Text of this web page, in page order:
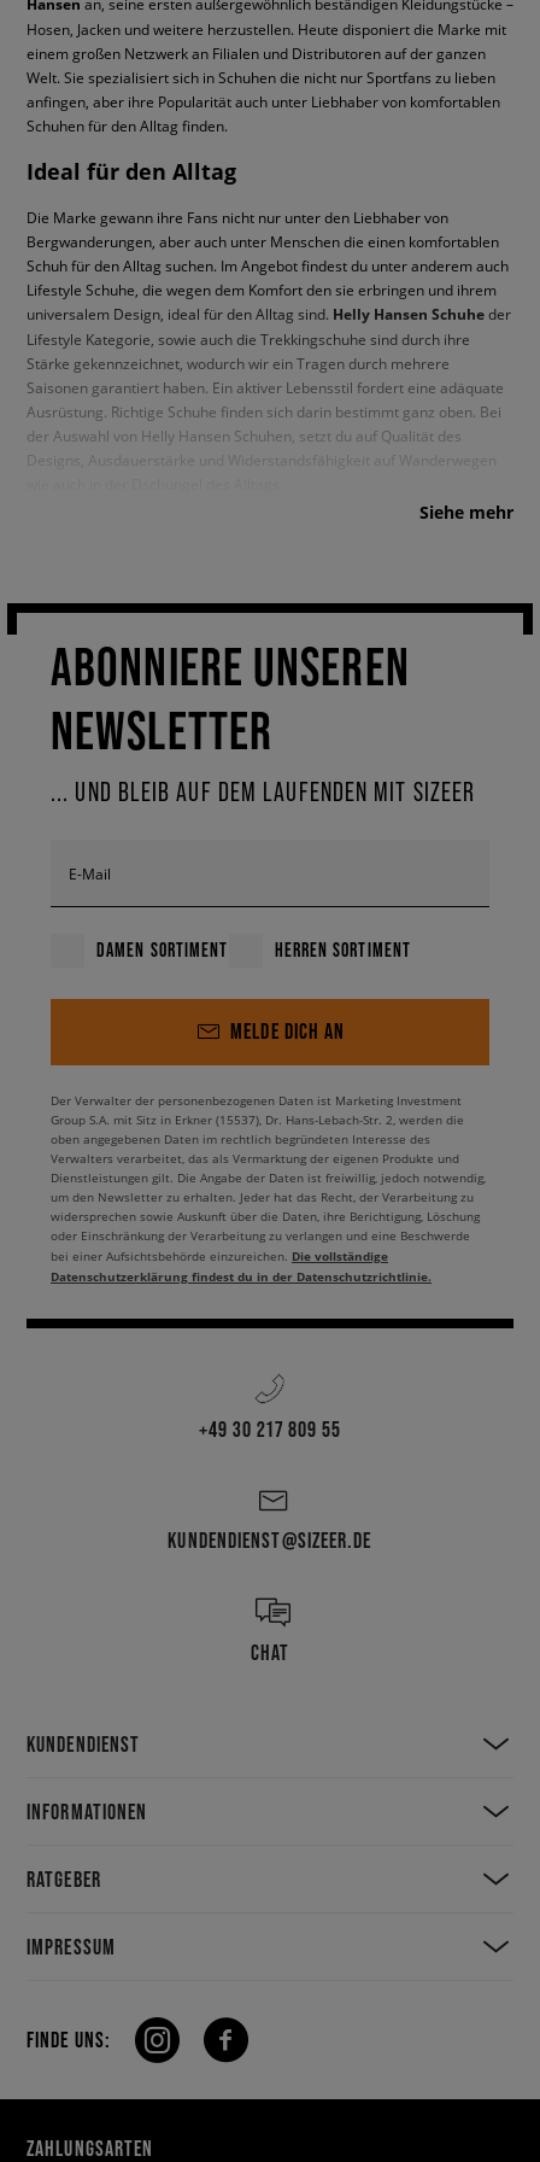
Kleidung für Spezialaufgaben
Helly Hansenist eine weltbekannte Marke, die für die Herstellung
langlebiger und wetterfester Schuhe und Kleidung bekannt ist. Bei Sizeer
findest du warme Daunenjacken in Damen- und Herrengrößen. Modelle,
z. B. Active oder Patrol, bieten Schutz vor Regen und Schnee. Sie sind die
einen Ausflug ins Freie. Du kannst einen klassischen Hoodie oder ein
warmes Fleece darunter tragen. Wähle zwischen dunklen Farben wie
Schwarz, Kastanienbraun oder Grau oder pastellfarbenen Modellen. Du
möchtest das Haus verlassen? Vergesse die Mütze nicht! Das
unverwechselbare Helly-Hansen Logo wertet deine Wintergarderobe
auf. Wirst du dich für eine klassische Mütze oder eine Mütze mit
Bommel entscheiden?
Hosen, Jacken und weitere herzustellen. Heute disponiert die Marke mit
einem großen Netzwerk an Filialen und Distributoren auf der ganzen
Welt. Sie spezialisiert sich in Schuhen die nicht nur Sportfans zu lieben
anfingen, aber ihre Popularität auch unter Liebhaber von komfortablen
Schuhen für den Alltag finden.
Ideal für den Alltag
Die Marke gewann ihre Fans nicht nur unter den Liebhaber von
Bergwanderungen, aber auch unter Menschen die einen komfortablen
Schuh für den Alltag suchen. Im Angebot findest du unter anderem auch
Lifestyle Schuhe, die wegen dem Komfort den sie erbringen und ihrem
universalem Design, ideal für den Alltag sind. Helly Hansen Schuheder
Lifestyle Kategorie, sowie auch die Trekkingschuhe sind durch ihre
Stärke gekennzeichnet, wodurch wir ein Tragen durch mehrere
Saisonen garantiert haben. Ein aktiver Lebensstil fordert eine adäquate
Ausrüstung. Richtige Schuhe finden sich darin bestimmt ganz oben. Bei
der Auswahl von Helly Hansen Schuhen, setzt du auf Qualität des
Designs, Ausdauerstärke und Widerstandsfähigkeit auf Wanderwegen
Siehe mehr
ABONNIERE UNSEREN
NEWSLETTER
... UND BLEIB AUF DEM LAUFENDEN MIT SIZEER
E-Mail
DAMEN SORTIMENT HERREN SORTIMENT
MELDE DICH AN
Der Verwalter der personenbezogenen Daten ist Marketing Investment
Group S.A. mit Sitz in Erkner (15537), Dr. Hans-Lebach-Str. 2, werden die
oben angegebenen Daten im rechtlich begründeten Interesse des
Verwalters verarbeitet, das als Vermarktung der eigenen Produkte und
Dienstleistungen gilt. Die Angabe der Daten ist freiwillig, jedoch notwendig,
um den Newsletter zu erhalten. Jeder hat das Recht, der Verarbeitung zu
widersprechen sowie Auskunft über die Daten, ihre Berichtigung, Löschung
oder Einschränkung der Verarbeitung zu verlangen und eine Beschwerde
bei einer Aufsichtsbehörde einzureichen. Die vollständige
Datenschutzerklärung findest du in der Datenschutzrichtlinie.
+49 30 217 809 55
KUNDENDIENST@SIZEER.DE
CHAT
KUNDENDIENST
INFORMATIONEN
RATGEBER
IMPRESSUM
FINDE UNS:
ZAHLUNGSARTEN